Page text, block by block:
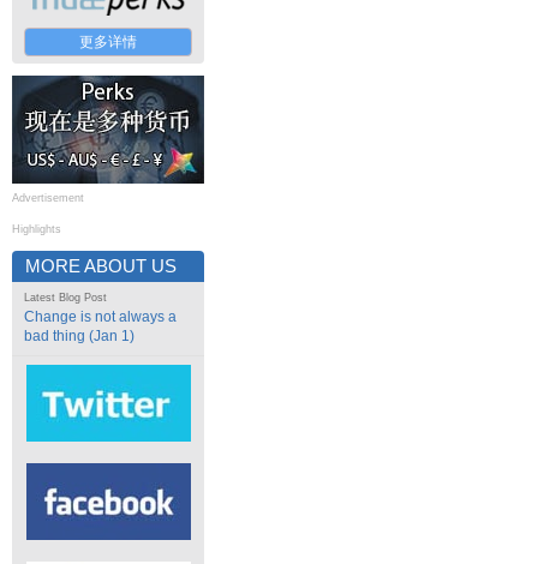
更多详情
Advertisement
Highlights
MORE ABOUT US
Latest Blog Post
Change is not always a
bad thing (Jan 1)